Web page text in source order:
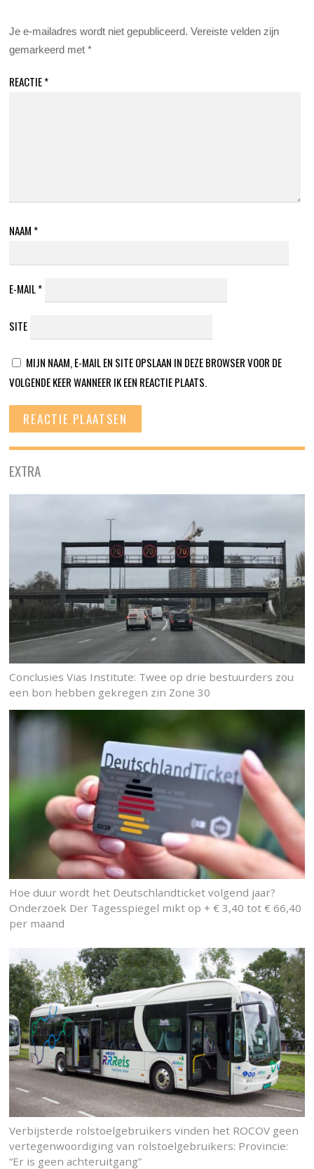
Je e-mailadres wordt niet gepubliceerd. Vereiste velden zijn
gemarkeerd met*
REACTIE*
NAAM *
E-MAIL*
SITE
MIJN NAAM, E-MAIL EN SITE OPSLAAN IN DEZE BROWSER VOOR DE
VOLGENDE KEER WANNEER IK EEN REACTIE PLAATS.
EXTRA
Conclusies Vias Institute: Twee op drie bestuurders zou
een bon hebben gekregen zin Zone 30
Hoe duur wordt het Deutschlandticket volgend jaar?
Onderzoek Der Tagesspiegel mikt op + € 3,40 tot € 66,40
per maand
Verbijsterde rolstoelgebruikers vinden het ROCOV geen
vertegenwoordiging van rolstoelgebruikers: Provincie:
“Er is geen achteruitgang”